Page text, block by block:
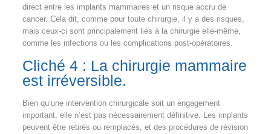
direct entre les implants mammaires et un risque accru de
cancer. Cela dit, comme pour toute chirurgie, il y a des risques,
mais ceux-ci sont principalement liés à la chirurgie elle-même,
comme les infections ou les complications post-opératoires.
Cliché 4 : La chirurgie mammaire
est irréversible.
Bien qu’une intervention chirurgicale soit un engagement
important, elle n’est pas nécessairement définitive. Les implants
peuvent être retirés ou remplacés, et des procédures de révision